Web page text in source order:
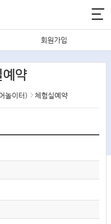
회원가입
약
놀이터) 체험실예약